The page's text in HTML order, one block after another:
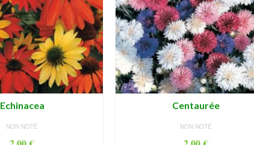
Echinacea
NON NOTÉ
Centaurée
NON NOTÉ